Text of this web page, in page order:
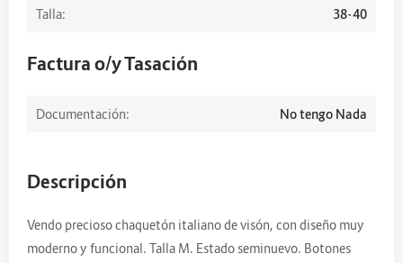
Talla: 38-40
Factura o/y Tasación
Documentación: No tengo Nada
Descripción
Vendo precioso chaquetón italiano de visón, con diseño muy
moderno y funcional. Talla M. Estado seminuevo. Botones